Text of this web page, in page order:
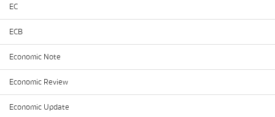
EC
ECB
Economic Note
Economic Review
Economic Update